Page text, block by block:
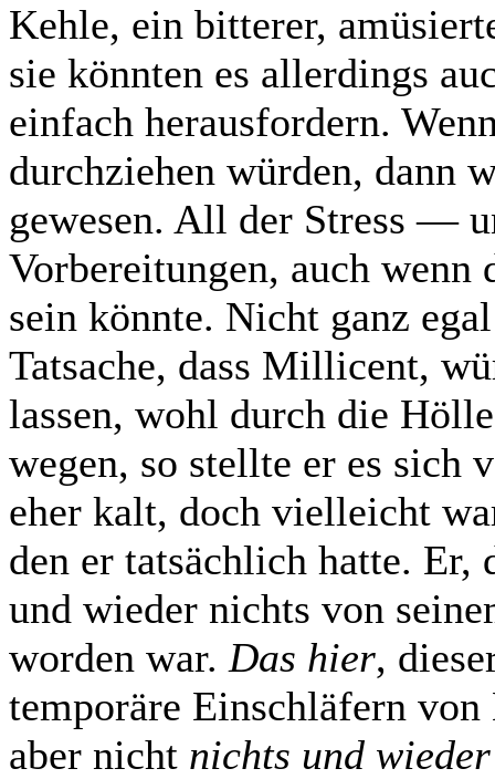
Kehle, ein bitterer,
sie könnten es allerdings
einfach herausfordern.
durchziehen würden, dann
gewesen. All der Stress —
Vorbereitungen, auch
sein könnte. Nicht ganz
Tatsache, dass Millicent,
lassen, wohl durch die
wegen, so stellte er es sich
eher kalt, doch vielleicht
den er tatsächlich hatte. Er,
und wieder nichts von
worden war. Das hier,
temporäre Einschläfern
aber nicht nichts und